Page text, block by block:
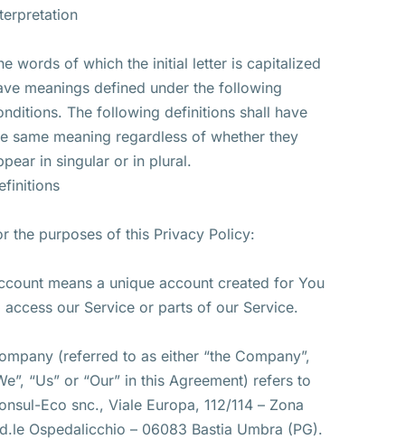
words of which the initial letter is capitalized
meanings defined under the following
The following definitions shall have
same meaning regardless of whether they
in singular or in plural.
the purposes of this Privacy Policy:
means a unique account created for You
access our Service or parts of our Service.
(referred to as either “the Company”,
“Us” or “Our” in this Agreement) refers to
Eco snc., Viale Europa, 112/114 – Zona
Ospedalicchio – 06083 Bastia Umbra (PG).